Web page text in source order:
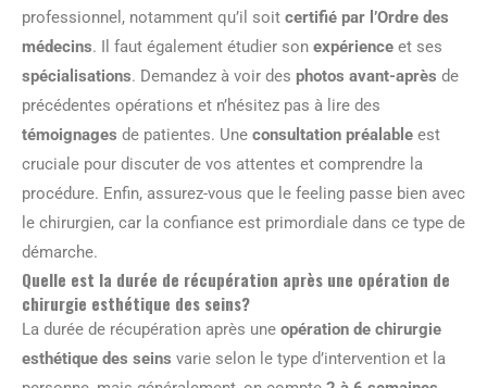
professionnel, notamment qu’il soit certifié par l’Ordre des
médecins. Il faut également étudier son expérience et ses
spécialisations. Demandez à voir des photos avant-après de
précédentes opérations et n’hésitez pas à lire des
témoignages de patientes. Une consultation préalable est
cruciale pour discuter de vos attentes et comprendre la
procédure. Enfin, assurez-vous que le feeling passe bien avec
le chirurgien, car la confiance est primordiale dans ce type de
démarche.
Quelle est la durée de récupération après une opération de
chirurgie esthétique des seins?
La durée de récupération après une opération de chirurgie
esthétique des seins varie selon le type d’intervention et la